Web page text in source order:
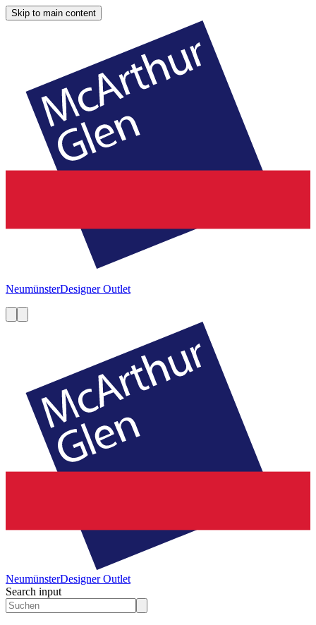
Skip to main content
NeumünsterDesigner Outlet
NeumünsterDesigner Outlet
Search input